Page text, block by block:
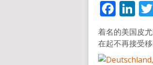
着名的美国皮
在起不再接受